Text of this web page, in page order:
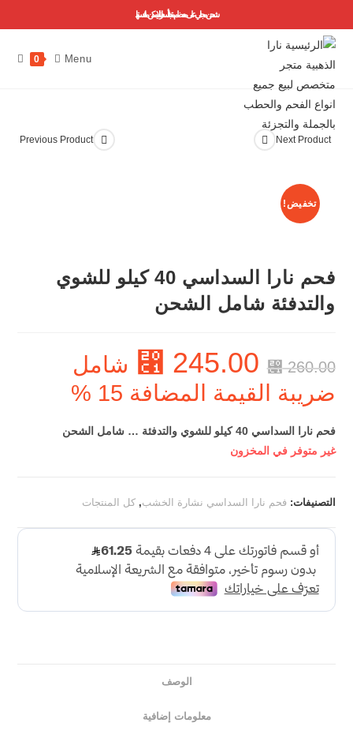
شحن مجاني على معظم منتجاتنا ..أسعارنا لا يمكن منافستها
0 Menu
تخفيض!
Previous Product Next Product
فحم نارا السداسي 40 كيلو للشوي
والتدفئة شامل الشحن
⃁260.00
⃁ 245.00
شامل
ضريبة القيمة المضافة 15 %
فحم نارا السداسي 40 كيلو للشوي والتدفئة … شامل الشحن
غير متوفر في المخزون
التصنيفات: فحم نارا السداسي نشارة الخشب,كل المنتجات
الوصف
معلومات إضافية